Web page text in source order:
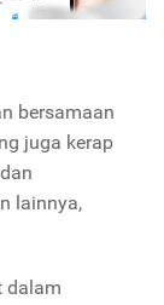
bersamaan
juga kerap
lainnya,
dalam